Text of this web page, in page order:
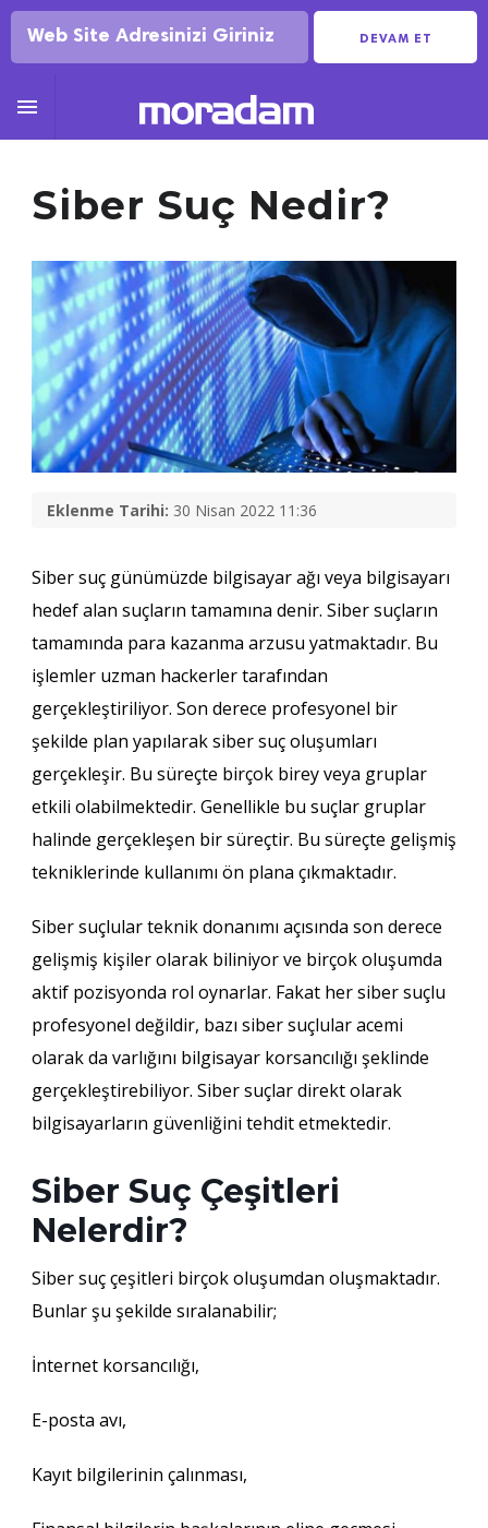
DEVAM ET

Siber Suç Nedir?
Eklenme Tarihi: 30 Nisan 2022 11:36
Siber suç günümüzde bilgisayar ağı veya bilgisayarı
hedef alan suçların tamamına denir. Siber suçların
tamamında para kazanma arzusu yatmaktadır. Bu
işlemler uzman hackerler tarafından
gerçekleştiriliyor. Son derece profesyonel bir
şekilde plan yapılarak siber suç oluşumları
gerçekleşir. Bu süreçte birçok birey veya gruplar
etkili olabilmektedir. Genellikle bu suçlar gruplar
halinde gerçekleşen bir süreçtir. Bu süreçte gelişmiş
tekniklerinde kullanımı ön plana çıkmaktadır.
Siber suçlular teknik donanımı açısında son derece
gelişmiş kişiler olarak biliniyor ve birçok oluşumda
aktif pozisyonda rol oynarlar. Fakat her siber suçlu
profesyonel değildir, bazı siber suçlular acemi
olarak da varlığını bilgisayar korsancılığı şeklinde
gerçekleştirebiliyor. Siber suçlar direkt olarak
bilgisayarların güvenliğini tehdit etmektedir.
Siber Suç Çeşitleri
Nelerdir?
Siber suç çeşitleri birçok oluşumdan oluşmaktadır.
Bunlar şu şekilde sıralanabilir;
İnternet korsancılığı,
E-posta avı,
Kayıt bilgilerinin çalınması,